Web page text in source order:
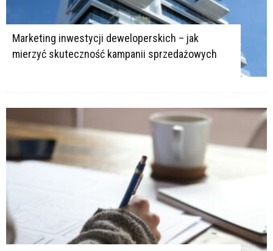
Marketing inwestycji deweloperskich – jak
mierzyć skuteczność kampanii sprzedażowych